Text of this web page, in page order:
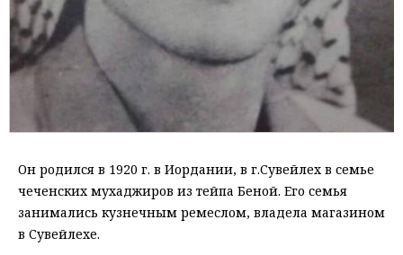
Он родился в 1920 г. в Иордании, в г.Сувейлех в семье
чеченских мухаджиров из тейпа Беной. Его семья
занимались кузнечным ремеслом, владела магазином
в Сувейлехе.